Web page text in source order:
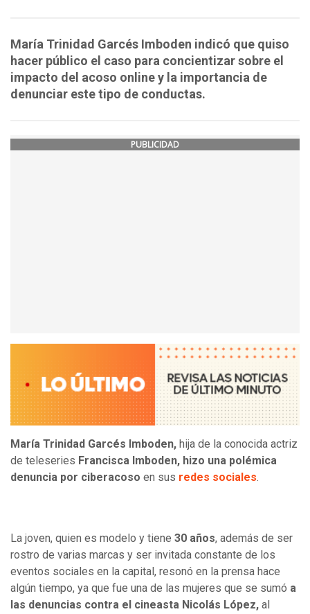
María Trinidad Garcés Imboden indicó que quiso
hacer público el caso para concientizar sobre el
impacto del acoso online y la importancia de
denunciar este tipo de conductas.
PUBLICIDAD
María Trinidad Garcés Imboden, hija de la conocida actriz
de teleseries Francisca Imboden, hizo una polémica
denuncia por ciberacoso en sus redes sociales.
La joven, quien es modelo y tiene 30 años, además de ser
rostro de varias marcas y ser invitada constante de los
eventos sociales en la capital, resonó en la prensa hace
algún tiempo, ya que fue una de las mujeres que se sumó a
las denuncias contra el cineasta Nicolás López, al